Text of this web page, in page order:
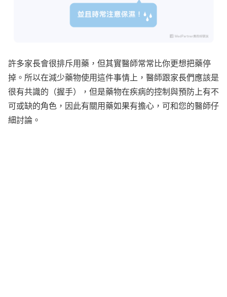
許多家長會很排斥用藥，但其實醫師常常比你更想把藥停
掉。所以在減少藥物使用這件事情上，醫師跟家長們應該是
很有共識的（握手），但是藥物在疾病的控制與預防上有不
可或缺的角色，因此有關用藥如果有擔心，可和您的醫師仔
細討論。